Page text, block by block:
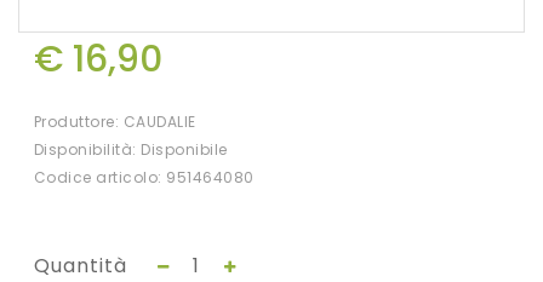
€ 16,90
Produttore: CAUDALIE
Disponibilità: Disponibile
Codice articolo: 951464080
Quantità